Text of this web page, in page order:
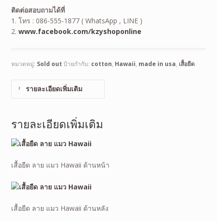
ติดต่อสอบถามได้ที่
1. โทร : 086-555-1877 ( WhatsApp , LINE )
2. www.facebook.com/kzyshoponline
หมวดหมู่: Sold out ป้ายกำกับ: cotton, Hawaii, made in usa, เสื้อยืด
รายละเอียดเพิ่มเติม
รายละเอียดเพิ่มเติม
เสื้อยืด ลาย แมว Hawaii ด้านหน้า
เสื้อยืด ลาย แมว Hawaii ด้านหลัง